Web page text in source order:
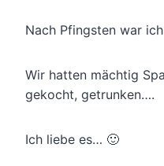
Nach Pfingsten war
Wir hatten mächtig
gekocht, getrunken….
Ich liebe es… 🙂